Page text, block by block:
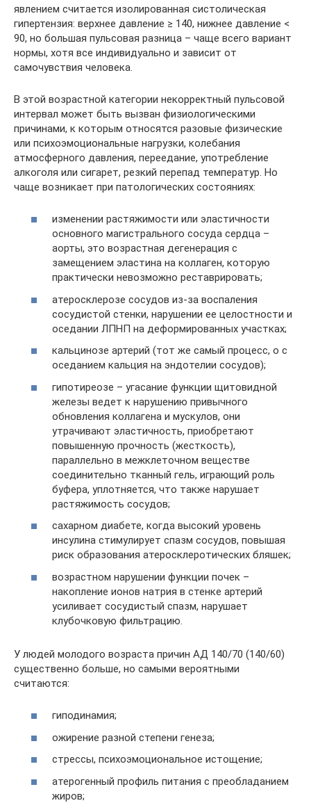
явлением считается изолированная систолическая
гипертензия: верхнее давление ≥ 140, нижнее давление <
90, но большая пульсовая разница – чаще всего вариант
нормы, хотя все индивидуально и зависит от
самочувствия человека.
В этой возрастной категории некорректный пульсовой
интервал может быть вызван физиологическими
причинами, к которым относятся разовые физические
или психоэмоциональные нагрузки, колебания
атмосферного давления, переедание, употребление
алкоголя или сигарет, резкий перепад температур. Но
чаще возникает при патологических состояниях:
изменении растяжимости или эластичности
основного магистрального сосуда сердца –
аорты, это возрастная дегенерация с
замещением эластина на коллаген, которую
практически невозможно реставрировать;
атеросклерозе сосудов из-за воспаления
сосудистой стенки, нарушении ее целостности и
оседании ЛПНП на деформированных участках;
кальцинозе артерий (тот же самый процесс, о с
оседанием кальция на эндотелии сосудов);
гипотиреозе – угасание функции щитовидной
железы ведет к нарушению привычного
обновления коллагена и мускулов, они
утрачивают эластичность, приобретают
повышенную прочность (жесткость),
параллельно в межклеточном веществе
соединительно тканный гель, играющий роль
буфера, уплотняется, что также нарушает
растяжимость сосудов;
сахарном диабете, когда высокий уровень
инсулина стимулирует спазм сосудов, повышая
риск образования атеросклеротических бляшек;
возрастном нарушении функции почек –
накопление ионов натрия в стенке артерий
усиливает сосудистый спазм, нарушает
клубочковую фильтрацию.
У людей молодого возраста причин АД 140/70 (140/60)
существенно больше, но самыми вероятными
считаются:
гиподинамия;
ожирение разной степени генеза;
стрессы, психоэмоциональное истощение;
атерогенный профиль питания с преобладанием
жиров;